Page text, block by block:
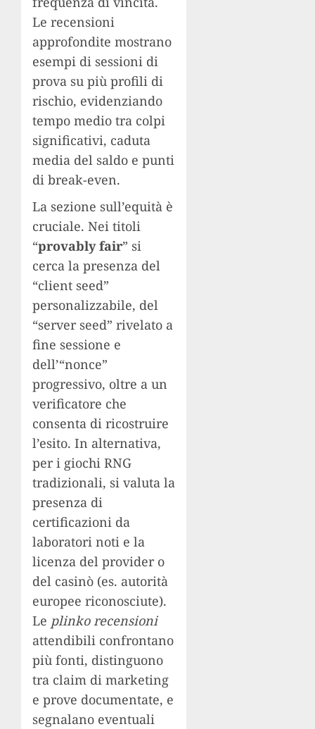
Le recensioni
approfondite mostrano
esempi di sessioni di
prova su più profili di
rischio, evidenziando
tempo medio tra colpi
significativi, caduta
media del saldo e punti
di break-even.
La sezione sull’equità è
cruciale. Nei titoli
“provably fair” si
cerca la presenza del
“client seed”
personalizzabile, del
“server seed” rivelato a
fine sessione e
dell’“nonce”
progressivo, oltre a un
verificatore che
consenta di ricostruire
l’esito. In alternativa,
per i giochi RNG
tradizionali, si valuta la
presenza di
certificazioni da
laboratori noti e la
licenza del provider o
del casinò (es. autorità
europee riconosciute).
Le plinko recensioni
attendibili confrontano
più fonti, distinguono
tra claim di marketing
e prove documentate, e
segnalano eventuali